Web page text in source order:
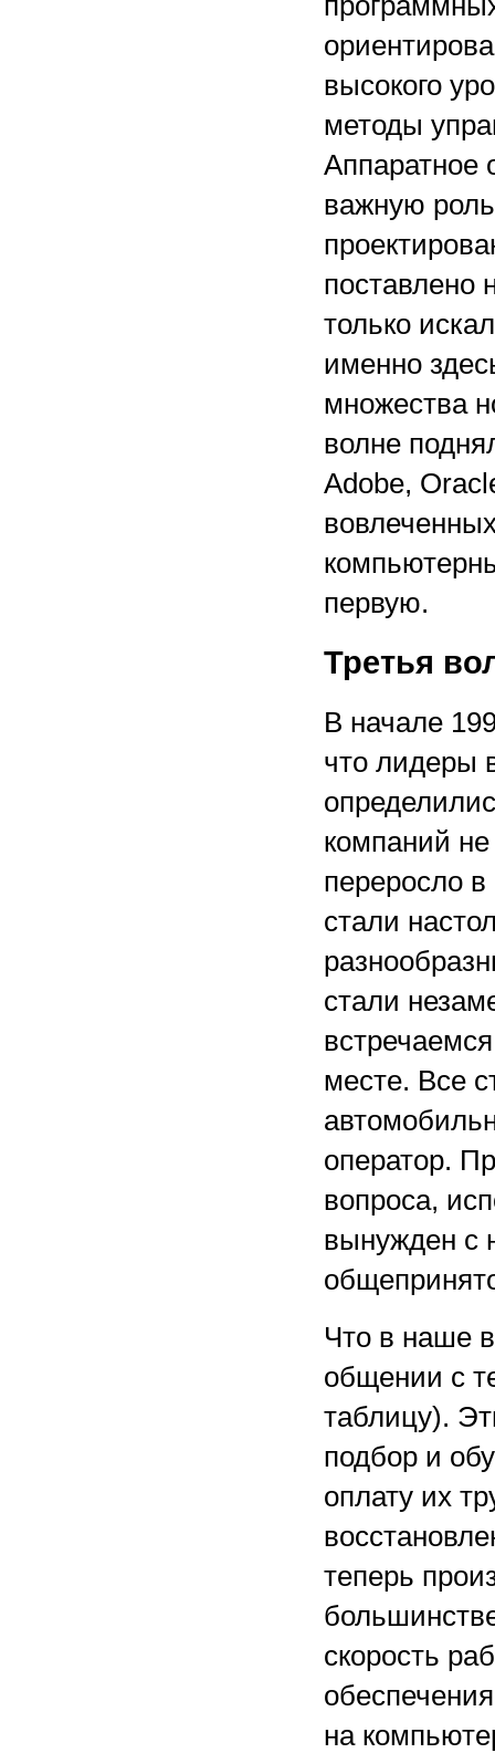
высокого
методы
Аппаратное
важную
поставлено
только
именно
множества
волне
Adobe,
первую.
Третья
В начале
что лидеры
компаний не
переросло
стали
стали
месте. Все
оператор.
вопроса,
вынужден с
Что в наше
общении с
таблицу).
подбор и
оплату их
теперь
скорость
на